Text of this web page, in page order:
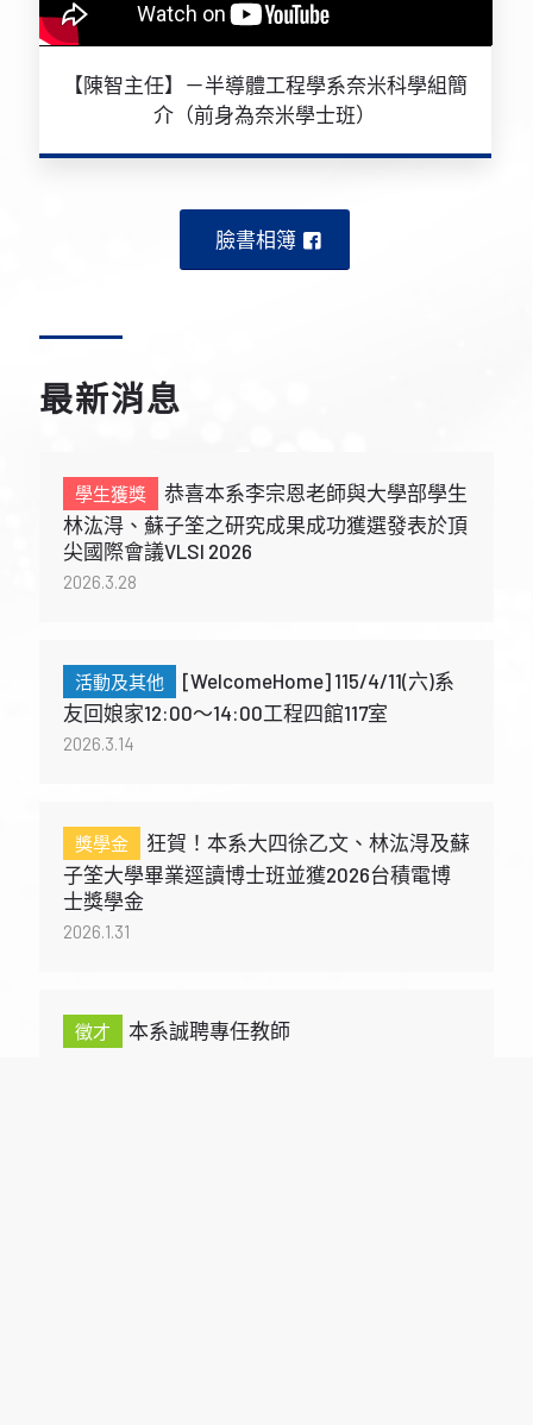
【陳智主任】－半導體工程學系奈米科學組簡
介（前身為奈米學士班）
臉書相簿
最新消息
恭喜本系李宗恩老師與大學部學生
林汯淂、蘇子筌之研究成果成功獲選發表於頂
尖國際會議VLSI 2026
2026.3.28
[WelcomeHome] 115/4/11(六)系
友回娘家12:00～14:00工程四館117室
2026.3.14
狂賀！本系大四徐乙文、林汯淂及蘇
子筌大學畢業逕讀博士班並獲2026台積電博
士獎學金
2026.1.31
本系誠聘專任教師